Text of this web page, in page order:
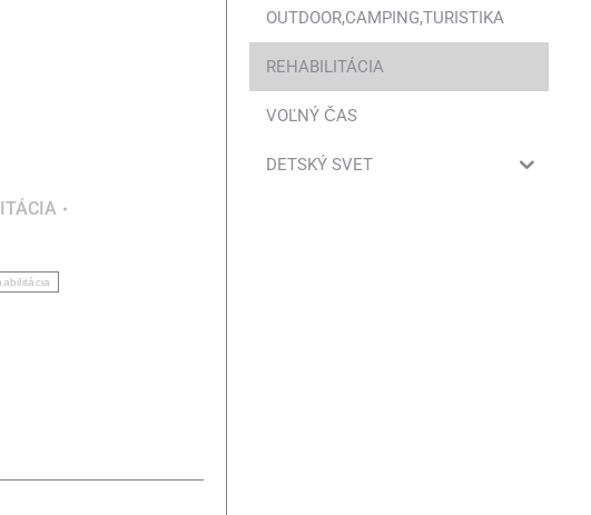
OUTDOOR,CAMPING,TURISTIKA
REHABILITÁCIA
VOĽNÝ ČAS
DETSKÝ SVET